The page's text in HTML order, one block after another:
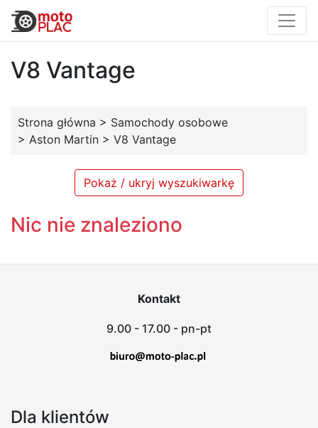
V8 Vantage
Strona główna > Samochody osobowe
> Aston Martin > V8 Vantage
Pokaż / ukryj wyszukiwarkę
Nic nie znaleziono
Kontakt
9.00 - 17.00 - pn-pt
Dla klientów